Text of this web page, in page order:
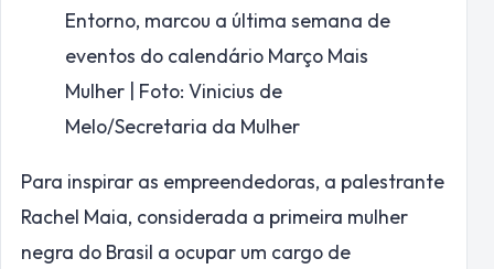
Entorno, marcou a última semana de
eventos do calendário Março Mais
Mulher | Foto: Vinicius de
Melo/Secretaria da Mulher
Para inspirar as empreendedoras, a palestrante
Rachel Maia, considerada a primeira mulher
negra do Brasil a ocupar um cargo de